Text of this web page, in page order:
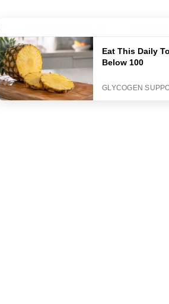
ՀԵՏԱՔՐՔԻՐ ՊԱՏՄՈՒԹՅՈՒՆՆԵՐ